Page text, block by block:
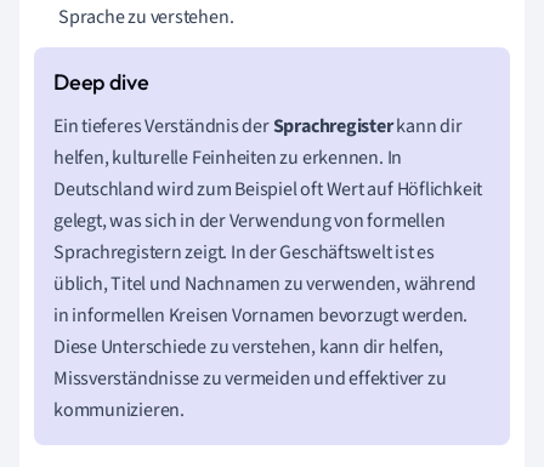
Sprache zu verstehen.
Ein tieferes Verständnis derSprachregisterkann dir
helfen, kulturelle Feinheiten zu erkennen. In
Deutschland wird zum Beispiel oft Wert auf Höflichkeit
gelegt, was sich in der Verwendung von formellen
Sprachregistern zeigt. In der Geschäftswelt ist es
üblich, Titel und Nachnamen zu verwenden, während
in informellen Kreisen Vornamen bevorzugt werden.
Diese Unterschiede zu verstehen, kann dir helfen,
Missverständnisse zu vermeiden und effektiver zu
kommunizieren.